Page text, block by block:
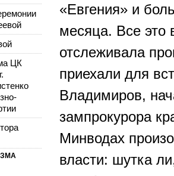
«Евгения» и
месяца. Все это
отслеживала
приехали для
Владимиров,
зампрокурора
Минводах
власти: шутка
ЦК